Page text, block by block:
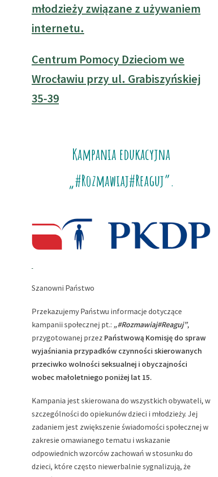
młodzieży związane z używaniem
internetu.
Centrum Pomocy Dzieciom we
Wrocławiu przy ul. Grabiszyńskiej
35-39
Kampania edukacyjna
„#Rozmawiaj#Reaguj”.
Szanowni Państwo
Przekazujemy Państwu informacje dotyczące
kampanii społecznej pt.: „#Rozmawiaj#Reaguj”,
przygotowanej przez Państwową Komisję do spraw
wyjaśniania przypadków czynności skierowanych
przeciwko wolności seksualnej i obyczajności
wobec małoletniego poniżej lat 15.
Kampania jest skierowana do wszystkich obywateli, w
szczególności do opiekunów dzieci i młodzieży. Jej
zadaniem jest zwiększenie świadomości społecznej w
zakresie omawianego tematu i wskazanie
odpowiednich wzorców zachowań w stosunku do
dzieci, które często niewerbalnie sygnalizują, że